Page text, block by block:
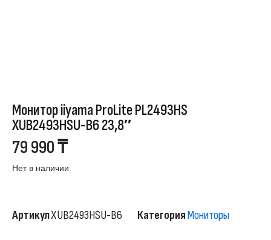
Монитор iiyama ProLite PL2493HS
XUB2493HSU-B6 23,8″
79 990₸
Нет в наличии
АртикулXUB2493HSU-B6 КатегорияМониторы